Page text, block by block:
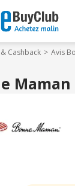
Cashback Avis
Maman